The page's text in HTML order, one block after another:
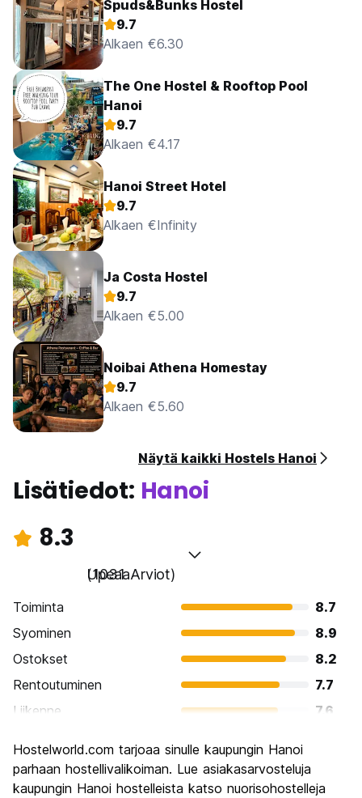
Spuds&Bunks Hostel
9.7
Alkaen €6.30
The One Hostel & Rooftop Pool
Hanoi
9.7
Alkaen €4.17
Hanoi Street Hotel
9.7
Alkaen €Infinity
Ja Costa Hostel
9.7
Alkaen €5.00
Noibai Athena Homestay
9.7
Alkaen €5.60
Näytä kaikki Hostels Hanoi
Lisätiedot: Hanoi
8.3
Upeaa
(1031 Arviot)
Toiminta
8.7
Syominen
8.9
Ostokset
8.2
Rentoutuminen
7.7
Liikenne
7.6
Kulttuuri
Yöelämä
7.9
Hostelworld.com tarjoaa sinulle kaupungin Hanoi
parhaan hostellivalikoiman. Lue asiakasarvosteluja
kaupungin Hanoi hostelleista katso nuorisohostelleja